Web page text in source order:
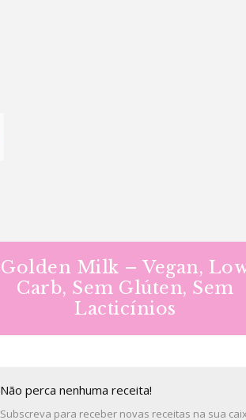
Golden Milk – Vegan,
Carb, Sem Glúten, Sem
Lacticínios
Não perca nenhuma receita!
Subscreva para receber novas receitas na sua